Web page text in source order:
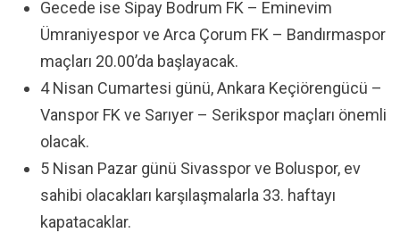
Gecede ise Sipay Bodrum FK – Eminevim
Ümraniyespor ve Arca Çorum FK – Bandırmaspor
maçları 20.00’da başlayacak.
4 Nisan Cumartesi günü, Ankara Keçiörengücü –
Vanspor FK ve Sarıyer – Serikspor maçları önemli
olacak.
5 Nisan Pazar günü Sivasspor ve Boluspor, ev
sahibi olacakları karşılaşmalarla 33. haftayı
kapatacaklar.